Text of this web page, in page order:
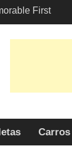
First
is Honda
Among
Carros